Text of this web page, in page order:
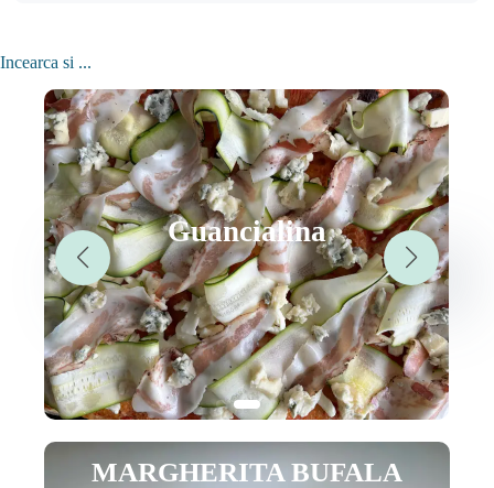
Incearca si ...
Guancialina
MARGHERITA BUFALA